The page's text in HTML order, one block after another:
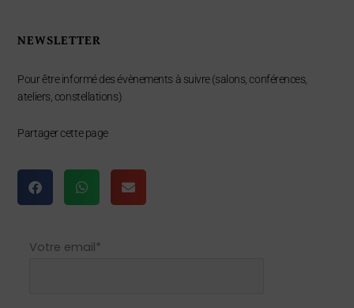
NEWSLETTER
Pour être informé des évènements à suivre (salons, conférences,
ateliers, constellations)
Partager cette page
Votre email*